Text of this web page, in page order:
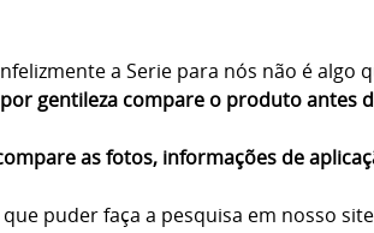
a Serie para nós não é algo
por gentileza compare o produto antes
as fotos, informações de
puder faça a pesquisa em nosso